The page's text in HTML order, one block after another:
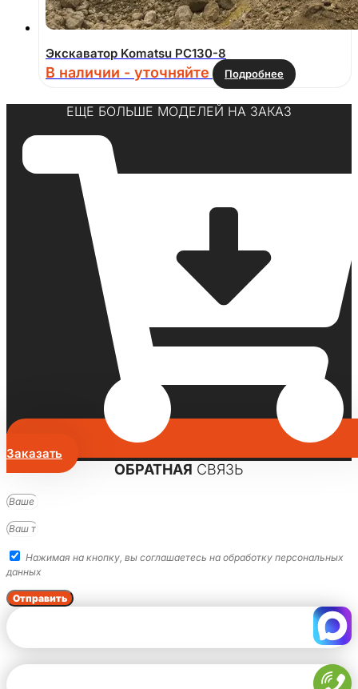
Экскаватор Komatsu PC130-8
В наличии - уточняйте Подробнее
ЕЩЕ БОЛЬШЕ МОДЕЛЕЙ НА ЗАКАЗ
Заказать
ОБРАТНАЯ СВЯЗЬ
Нажимая на кнопку, вы соглашаетесь на обработку персональных
данных
Отправить